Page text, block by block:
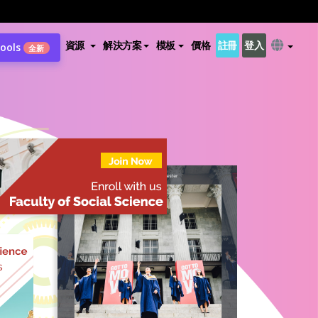
全新 資源 解決方案 模板 價格 註冊 登入